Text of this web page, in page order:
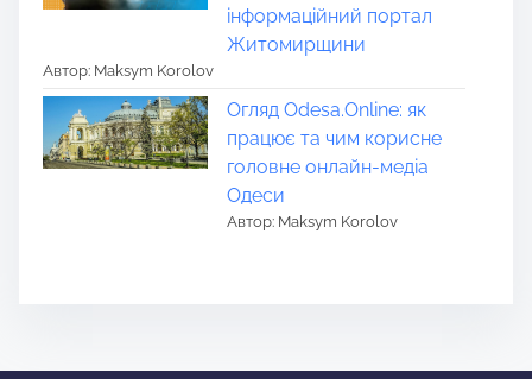
інформаційний портал
Житомирщини
Автор: Maksym Korolov
Огляд Odesa.Online: як
працює та чим корисне
головне онлайн-медіа
Одеси
Автор: Maksym Korolov